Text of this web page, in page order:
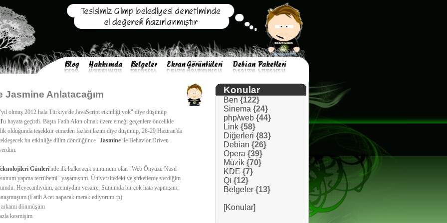
Anlatacağım
olmuş 2012 hala Türkiye'de JavaScript etkinliği yok" diye düşünüp
'u hayata geçirdi. Başta Fatih Akın olmak üzere emeği geçenlere öncelikle
olduğunda teşekkür etmeden fazlası lazım diye düşünüp, 28-29 Haziran'da
bu etkinliğe dilim döndüğünce "Jasmineile Behavior Driven
Günleri'nde ilk halka açık sunumum olan "Web Önyüzü Nasıl
yapma tecrübemi" yaşamıştım. Üniversitedeki ve şirketlerde verdiğim
Heyecanlıydım, acemiydim vesaire. Sunumda bir çok hata yapmışım;
(Fatih Acet napacak merak ediyorum :p)
dönmüşüm
kesmişim
Konular
Ben {122}
Sinema {24}
php/web {44}
Link {58}
Diğerleri {83}
Debian {26}
Opera {39}
Müzik {70}
KDE {7}
Qt {12}
Belgeler {13}
[Konular]